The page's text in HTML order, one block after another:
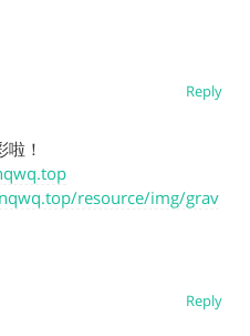
Reply
！
resource/img/grav
Reply